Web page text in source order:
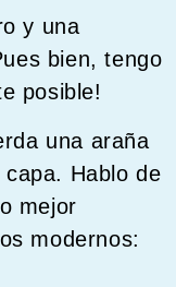
y una
bien, tengo
posible!
una araña
Hablo de
mejor
modernos: